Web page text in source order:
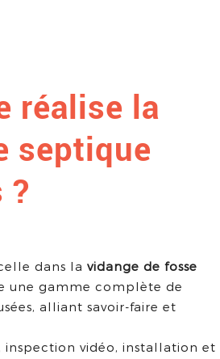
réalise la
septique
?
dans lavidange de fosse
une gamme complète de
alliant savoir-faire et
inspection vidéo, installation et